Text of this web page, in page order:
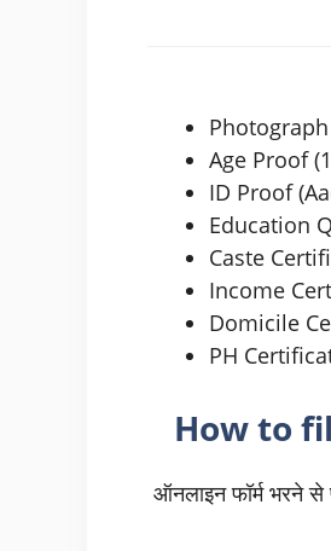
Age Proof
ID Proof
Education
Caste
Income
Domicile
PH
How to
ऑनलाइन फॉर्म भरने से